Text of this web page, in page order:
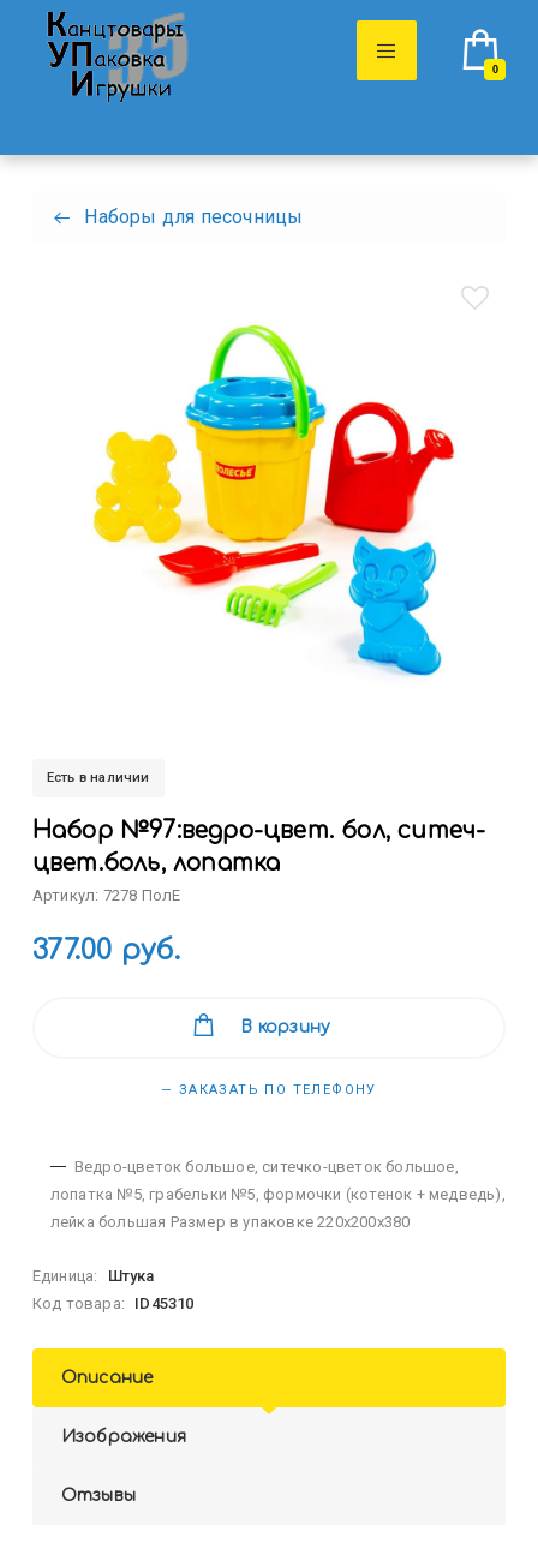
0
Наборы для песочницы
Есть в наличии
Набор №97:ведро-цвет. бол, ситеч-
цвет.боль, лопатка
Артикул: 7278 ПолЕ
377.00 руб.
В корзину
— ЗАКАЗАТЬ ПО ТЕЛЕФОНУ
Ведро-цветок большое, ситечко-цветок большое,
лопатка №5, грабельки №5, формочки (котенок + медведь),
лейка большая Размер в упаковке 220х200х380
Единица:
Штука
Код товара:
ID45310
Описание
Изображения
Отзывы